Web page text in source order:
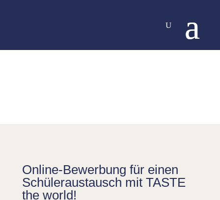
Online-Bewerbung für einen
Schüleraustausch mit TASTE
the world!